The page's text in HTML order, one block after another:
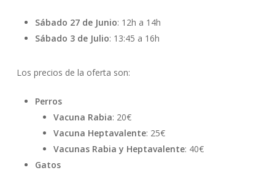
Sábado 27 de Junio: 12h a 14h
Sábado 3 de Julio: 13:45 a 16h
Los precios de la oferta son:
Perros
Vacuna Rabia: 20€
Vacuna Heptavalente: 25€
Vacunas Rabia y Heptavalente: 40€
Gatos